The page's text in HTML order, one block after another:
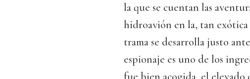
la que se cuentan las
hidroavión en la, tan
trama se desarrolla justo
espionaje es uno de los